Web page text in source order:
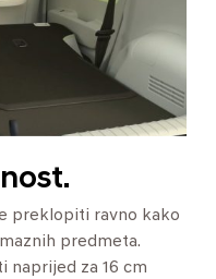
preklopiti ravno kako
predmeta.
naprijed za 16 cm